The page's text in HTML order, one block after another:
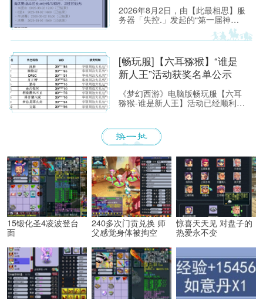
2026年8月2日，由【此最相思】服
务器「失控.」发起的“第一届神威
[畅玩服]【六耳猕猴】“谁是
新人王”活动获奖名单公示
《梦幻西游》电脑版畅玩服【六耳
猕猴-谁是新人王】活动已经顺利落
如下：https://xyq.
15锻化圣4凌波登台
面
240多次门贡兑换 师
父感觉身体被掏空
惊喜天天见 对盘子的
热爱永不变